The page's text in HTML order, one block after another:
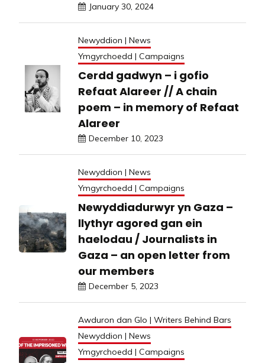
January 30, 2024
Newyddion | News
Ymgyrchoedd | Campaigns
Cerdd gadwyn – i gofio
Refaat Alareer // A chain
poem – in memory of Refaat
Alareer
December 10, 2023
Newyddion | News
Ymgyrchoedd | Campaigns
Newyddiadurwyr yn Gaza –
llythyr agored gan ein
haelodau / Journalists in
Gaza – an open letter from
our members
December 5, 2023
Awduron dan Glo | Writers Behind Bars
Newyddion | News
Ymgyrchoedd | Campaigns